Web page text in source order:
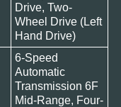
Drive, Two-
Wheel Drive (Left
Hand Drive)
6-Speed
Automatic
Transmission 6F
Mid-Range, Four-